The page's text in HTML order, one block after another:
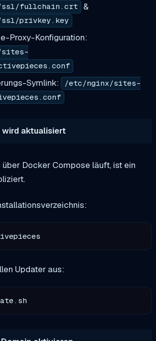
ssl/fullchain.crt &
privkey.key
Proxy-Konfiguration:
sites-
Symlink:
/etc/nginx/sites-
aktualisiert
Docker Compose läuft, ist ein
Updater aus: